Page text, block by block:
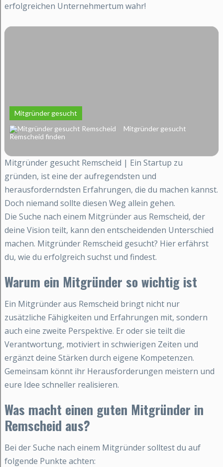
erfolgreichen Unternehmertum wahr!
Mitgründer gesucht
Mitgründer gesucht
Remscheid finden
Mitgründer gesucht Remscheid | Ein Startup zu
gründen, ist eine der aufregendsten und
herausforderndsten Erfahrungen, die du machen kannst.
Doch niemand sollte diesen Weg allein gehen.
Die Suche nach einem Mitgründer aus Remscheid, der
deine Vision teilt, kann den entscheidenden Unterschied
machen. Mitgründer Remscheid gesucht? Hier erfährst
du, wie du erfolgreich suchst und findest.
Warum ein Mitgründer so wichtig ist
Ein Mitgründer aus Remscheid bringt nicht nur
zusätzliche Fähigkeiten und Erfahrungen mit, sondern
auch eine zweite Perspektive. Er oder sie teilt die
Verantwortung, motiviert in schwierigen Zeiten und
ergänzt deine Stärken durch eigene Kompetenzen.
Gemeinsam könnt ihr Herausforderungen meistern und
eure Idee schneller realisieren.
Was macht einen guten Mitgründer in
Remscheid aus?
Bei der Suche nach einem Mitgründer solltest du auf
folgende Punkte achten: